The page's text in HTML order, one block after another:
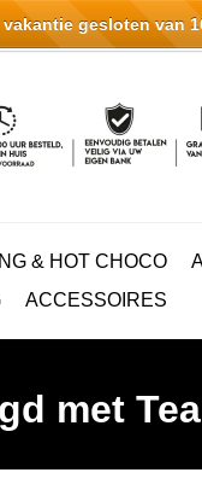
& HOT CHOCO
ACCESSOIRES
met Tea
gesloten van